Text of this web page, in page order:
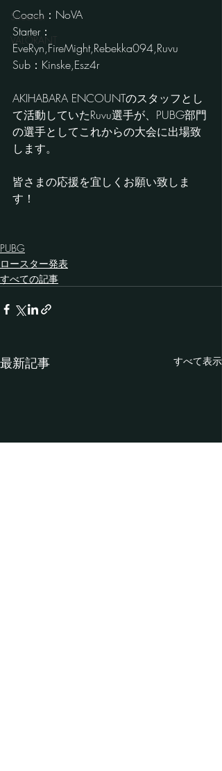
Streamer
VALORANT
Coach：NoVA
Starter：
EveRyn,FireMight,Rebekka094,Ruvu
Sub：Kinske,Esz4r
AKIHABARA ENCOUNTのスタッフとし
て活動していたRuvu選手が、PUBG部門
の選手としてこれからの大会に出場致
します。
皆さまの応援を宜しくお願い致しま
す！
PUBG
ロースター発表
すべての記事
最新記事 すべて表示